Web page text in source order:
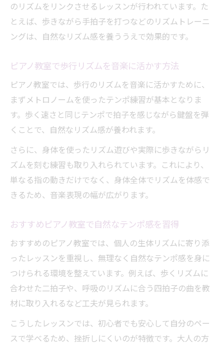
のリズムをリンクさせるレッスンが行われています。た
とえば、歩きながら手拍子を打つなどのリズムトレーニ
ングは、自然なリズム感を養ううえで効果的です。
ピアノ教室で歩行リズムを音楽に活かす方法
ピアノ教室では、歩行のリズムを音楽に活かすために、
まずメトロノームを使ったテンポ練習が基本となりま
す。歩く速さと同じテンポで拍子を感じながら鍵盤を弾
くことで、自然なリズム感が養われます。
さらに、身体を使ったリズム遊びや実際に歩きながらリ
ズムを刻む練習も取り入れられています。これにより、
単なる指の動きだけでなく、身体全体でリズムを体感で
きるため、音楽表現の幅が広がります。
おすすめピアノ教室で自然なテンポ感を習得
おすすめのピアノ教室では、個人の生体リズムに寄り添
ったレッスンを重視し、無理なく自然なテンポ感を身に
つけられる環境を整えています。例えば、歩くリズムに
合わせた二拍子や、呼吸のリズムに合う四拍子の曲を教
材に取り入れるなど工夫が見られます。
こうしたレッスンでは、初心者でも安心して自分のペー
スで学べるため、挫折しにくいのが特徴です。大人の方